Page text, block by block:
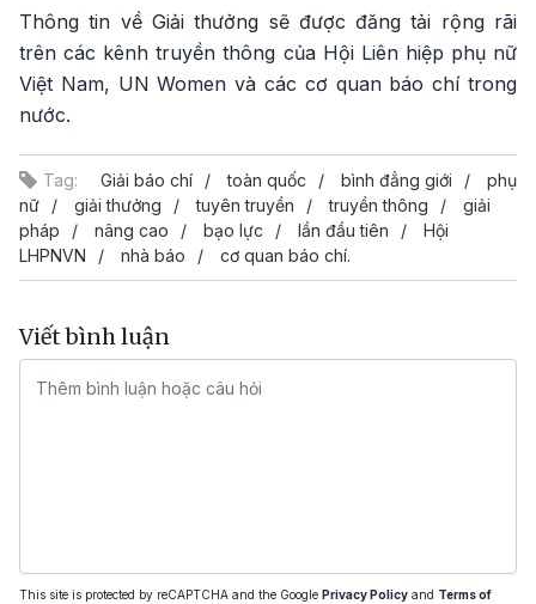
Thông tin về Giải thưởng sẽ được đăng tải rộng rãi
trên các kênh truyền thông của Hội Liên hiệp phụ nữ
Việt Nam, UN Women và các cơ quan báo chí trong
nước.
Tag: Giải báo chí toàn quốc bình đẳng giới
phụ
nữ
giải thưởng tuyên truyền truyền thông
giải
pháp
nâng cao bạo lực lần đầu tiên
Hội
LHPNVN
nhà báo cơ quan báo chí.
Viết bình luận
This site is protected by reCAPTCHA and the Google Privacy Policy and Terms of